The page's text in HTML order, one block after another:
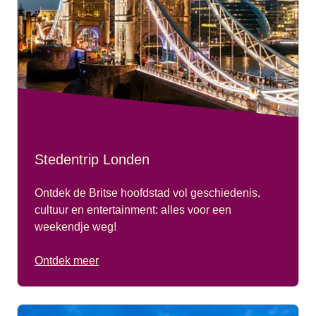
Stedentrip Londen
Ontdek de Britse hoofdstad vol geschiedenis,
cultuur en entertainment: alles voor een
weekendje weg!
Ontdek meer